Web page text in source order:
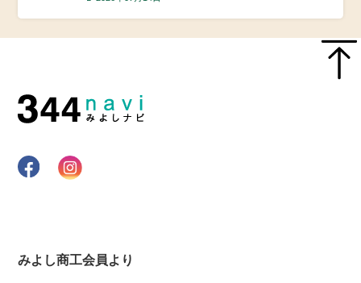
みよし商工会員より